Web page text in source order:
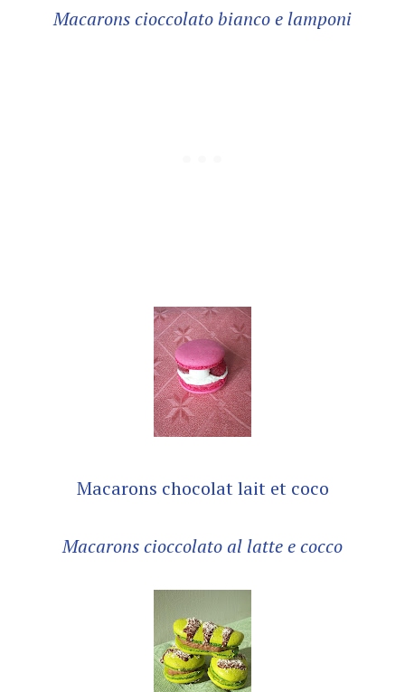
Macarons cioccolato bianco e lamponi
Macarons chocolat lait et coco
Macarons cioccolato al latte e cocco